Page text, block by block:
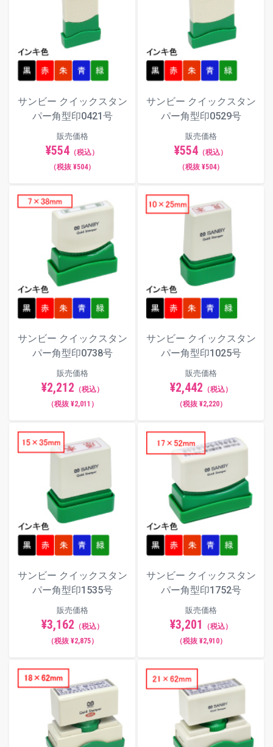
サンビー クイックスタン
パー角型印0421号
販売価格
¥554 （税込）
（税抜 ¥504）
サンビー クイックスタン
パー角型印0529号
販売価格
¥554 （税込）
（税抜 ¥504）
サンビー クイックスタン
パー角型印0738号
販売価格
¥2,212 （税込）
（税抜 ¥2,011）
サンビー クイックスタン
パー角型印1025号
販売価格
¥2,442 （税込）
（税抜 ¥2,220）
サンビー クイックスタン
パー角型印1535号
販売価格
¥3,162 （税込）
（税抜 ¥2,875）
サンビー クイックスタン
パー角型印1752号
販売価格
¥3,201
（税込）
（税抜 ¥2,910）